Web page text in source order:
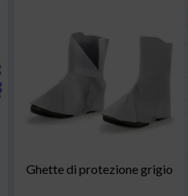
Ghette di protezione grigio